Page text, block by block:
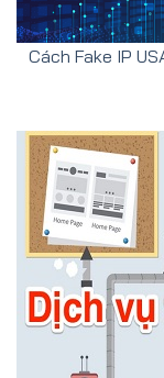
Cách Fake IP